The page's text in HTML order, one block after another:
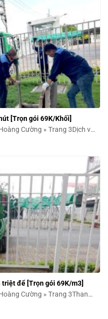
[Trọn gói 69K/Khối]
Cường » Trang 3Dịch vụ
để [Trọn gói 69K/m3]
Cường » Trang 3Thanh